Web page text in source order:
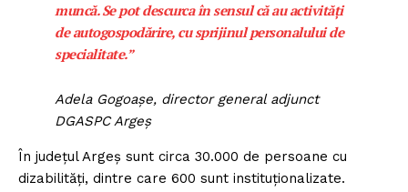
muncă. Se pot descurca în sensul că au activități
de autogospodărire, cu sprijinul personalului de
specialitate.”
Adela Gogoașe, director general adjunct
DGASPC Argeș
În județul Argeș sunt circa 30.000 de persoane cu
dizabilități, dintre care 600 sunt instituționalizate.